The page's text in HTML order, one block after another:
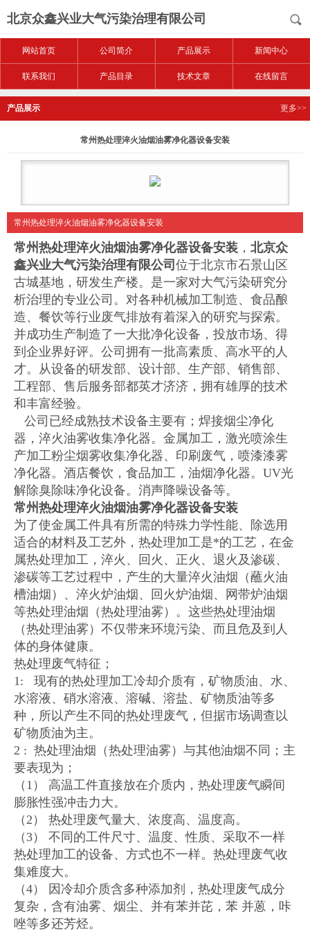
北京众鑫兴业大气污染治理有限公司
网站首页 公司简介 产品展示 新闻中心
联系我们 产品目录 技术文章 在线留言
产品展示 更多>>
常州热处理淬火油烟油雾净化器设备安装
常州热处理淬火油烟油雾净化器设备安装
常州热处理淬火油烟油雾净化器设备安装 ， 北京众
鑫兴业大气污染治理有限公司 位于北京市石景山区
古城基地，研发生产楼。是一家对大气污染研究分
析治理的专业公司。对各种机械加工制造、食品酿
造、餐饮等行业废气排放有着深入的研究与探索。
并成功生产制造了一大批净化设备，投放市场、得
到企业界好评。公司拥有一批高素质、高水平的人
才。从设备的研发部、设计部、生产部、销售部、
工程部、售后服务部都英才济济，拥有雄厚的技术
和丰富经验。
公司已经成熟技术设备主要有；焊接烟尘净化
器，淬火油雾收集净化器。金属加工，激光喷涂生
产加工粉尘烟雾收集净化器、印刷废气，喷漆漆雾
净化器。酒店餐饮，食品加工，油烟净化器。UV光
解除臭除味净化设备。消声降噪设备等。
常州热处理淬火油烟油雾净化器设备安装
为了使金属工件具有所需的特殊力学性能、除选用
适合的材料及工艺外，热处理加工是*的工艺，在金
属热处理加工，淬火、回火、正火、退火及渗碳、
渗碳等工艺过程中，产生的大量淬火油烟（蘸火油
槽油烟）、淬火炉油烟、回火炉油烟、网带炉油烟
等热处理油烟（热处理油雾）。这些热处理油烟
（热处理油雾）不仅带来环境污染、而且危及到人
体的身体健康。
热处理废气特征；
1: 现有的热处理加工冷却介质有，矿物质油、水、
水溶液、硝水溶液、溶碱、溶盐、矿物质油等多
种，所以产生不同的热处理废气，但据市场调查以
矿物质油为主。
2 : 热处理油烟（热处理油雾）与其他油烟不同；主
要表现为；
（1） 高温工件直接放在介质内，热处理废气瞬间
膨胀性强冲击力大。
（2） 热处理废气量大、浓度高、温度高。
（3） 不同的工件尺寸、温度、性质、采取不一样
热处理加工的设备、方式也不一样。热处理废气收
集难度大。
（4） 因冷却介质含多种添加剂，热处理废气成分
复杂，含有油雾、烟尘、并有苯并芘，苯 并蒽，咔
唑等多还芳烃。